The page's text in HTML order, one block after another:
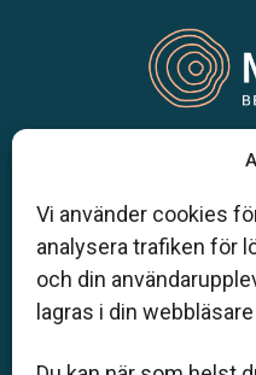
Vi använder cookies
analysera trafiken för
och din
lagras i din
Vår
förbund
när det gäller